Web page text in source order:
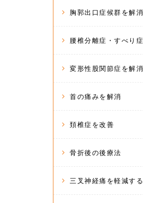
胸郭出口症候群を解消
腰椎分離症・すべり症
変形性股関節症を解消
首の痛みを解消
頚椎症を改善
骨折後の後療法
三叉神経痛を軽減する